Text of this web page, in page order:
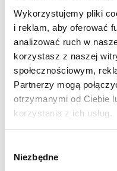
Wykorzystujemy pliki
i reklam, aby oferować
analizować ruch w
korzystasz z naszej
społecznościowym,
Partnerzy mogą
otrzymanymi od Ciebie
korzystania z ich usług.
zgody
Niezbędne
Kozetki
Pielęgnacja mebli
Taborety i krzesła
Stoły
Parawany
Fotele
Zobacz wszystko
Wróć
Fotele do masażu